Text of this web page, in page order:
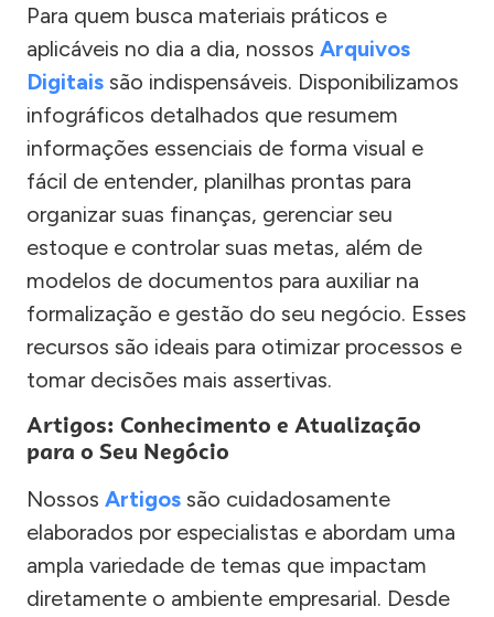
Para quem busca materiais práticos e
aplicáveis no dia a dia, nossos Arquivos
Digitais são indispensáveis. Disponibilizamos
infográficos detalhados que resumem
informações essenciais de forma visual e
fácil de entender, planilhas prontas para
organizar suas finanças, gerenciar seu
estoque e controlar suas metas, além de
modelos de documentos para auxiliar na
formalização e gestão do seu negócio. Esses
recursos são ideais para otimizar processos e
tomar decisões mais assertivas.
Artigos: Conhecimento e Atualização
para o Seu Negócio
Nossos Artigos são cuidadosamente
elaborados por especialistas e abordam uma
ampla variedade de temas que impactam
diretamente o ambiente empresarial. Desde